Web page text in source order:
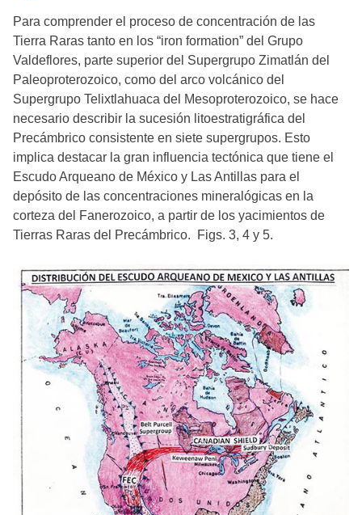
Para comprender el proceso de concentración de las
Tierra Raras tanto en los “iron formation” del Grupo
Valdeflores, parte superior del Supergrupo Zimatlán del
Paleoproterozoico, como del arco volcánico del
Supergrupo Telixtlahuaca del Mesoproterozoico, se hace
necesario describir la sucesión litoestratigráfica del
Precámbrico consistente en siete supergrupos. Esto
implica destacar la gran influencia tectónica que tiene el
Escudo Arqueano de México y Las Antillas para el
depósito de las concentraciones mineralógicas en la
corteza del Fanerozoico, a partir de los yacimientos de
Tierras Raras del Precámbrico. Figs. 3, 4 y 5.